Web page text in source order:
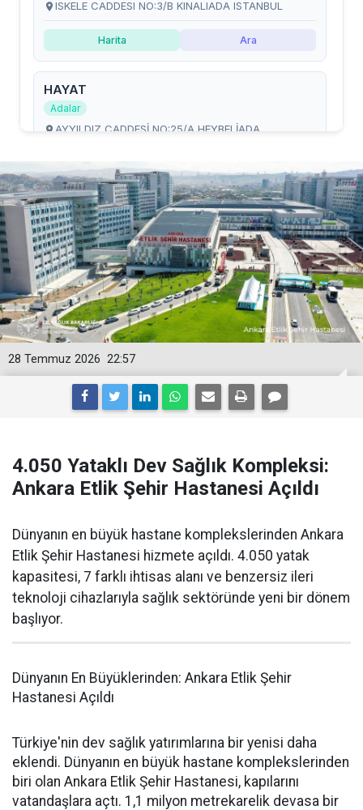
22:57
28 Temmuz 2026
4.050 Yataklı Dev Sağlık Kompleksi:
Ankara Etlik Şehir Hastanesi Açıldı
Dünyanın en büyük hastane komplekslerinden Ankara
Etlik Şehir Hastanesi hizmete açıldı. 4.050 yatak
kapasitesi, 7 farklı ihtisas alanı ve benzersiz ileri
teknoloji cihazlarıyla sağlık sektöründe yeni bir dönem
başlıyor.
Dünyanın En Büyüklerinden: Ankara Etlik Şehir
Hastanesi Açıldı
Türkiye'nin dev sağlık yatırımlarına bir yenisi daha
eklendi. Dünyanın en büyük hastane komplekslerinden
biri olan Ankara Etlik Şehir Hastanesi, kapılarını
vatandaşlara açtı. 1,1 milyon metrekarelik devasa bir